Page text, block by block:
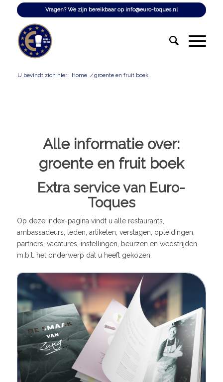
Vragen? We zijn bereikbaar op info@euro-toques.nl
U bevindt zich hier: Home / groente en fruit boek
Alle informatie over:
groente en fruit boek
Extra service van Euro-
Toques
Op deze index-pagina vindt u alle restaurants,
ambassadeurs, leden, artikelen, verslagen, opleidingen,
partners, vacatures, instellingen, beurzen en wedstrijden
m.b.t. het onderwerp dat u heeft gekozen.